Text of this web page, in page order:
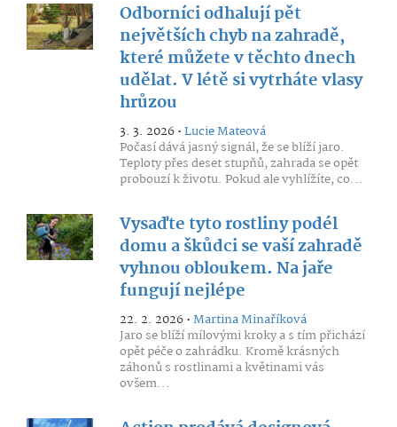
Odborníci odhalují pět
největších chyb na zahradě,
které můžete v těchto dnech
udělat. V létě si vytrháte vlasy
hrůzou
3. 3. 2026 •Lucie Mateová
Počasí dává jasný signál, že se blíží jaro.
Teploty přes deset stupňů, zahrada se opět
probouzí k životu. Pokud ale vyhlížíte, co...
Vysaďte tyto rostliny podél
domu a škůdci se vaší zahradě
vyhnou obloukem. Na jaře
fungují nejlépe
22. 2. 2026 •Martina Minaříková
Jaro se blíží mílovými kroky a s tím přichází
opět péče o zahrádku. Kromě krásných
záhonů s rostlinami a květinami vás
ovšem...